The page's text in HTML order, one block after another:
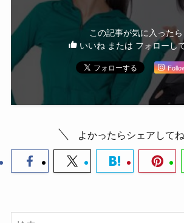
この記事が気に入ったら
いいね または フォローし
よかったらシェアしてね